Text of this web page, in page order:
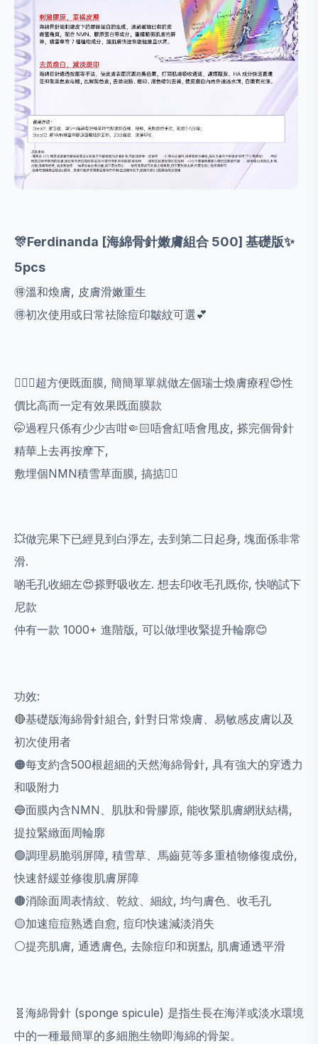
🎊Ferdinanda [海綿骨針嫩膚組合 500] 基礎版✨️
5pcs
🉐️溫和煥膚, 皮膚滑嫩重生
🉐️初次使用或日常祛除痘印皺紋可選💕
💁🏻‍♀️超方便既面膜, 簡簡單單就做左個瑞士煥膚療程😍性
價比高而一定有效果既面膜款
🤭過程只係有少少吉咁🤏🏻唔會紅唔會甩皮, 搽完個骨針
精華上去再按摩下,
敷埋個NMN積雪草面膜, 搞掂👍🏻
💥做完果下已經見到白淨左, 去到第二日起身, 塊面係非常
滑.
啲毛孔收細左😍搽野吸收左. 想去印收毛孔既你, 快啲試下
尼款
仲有一款 1000+ 進階版, 可以做埋收緊提升輪廓😊
功效:
🔴基礎版海綿骨針組合, 針對日常煥膚、易敏感皮膚以及
初次使用者
🟠每支約含500根超細的天然海綿骨針, 具有強大的穿透力
和吸附力
🔵面膜內含NMN、肌肽和骨膠原, 能收緊肌膚網狀結構,
提拉緊緻面周輪廓
🟢調理易脆弱屏障, 積雪草、馬齒莧等多重植物修復成份,
快速舒緩並修復肌膚屏障
🟤消除面周表情紋、乾紋、細紋, 均勻膚色、收毛孔
🟡加速痘痘熟透自愈, 痘印快速減淡消失
⚪️提亮肌膚, 通透膚色, 去除痘印和斑點, 肌膚通透平滑
🧬海綿骨針 (sponge spicule) 是指生長在海洋或淡水環境
中的一種最簡單的多細胞生物即海綿的骨架。